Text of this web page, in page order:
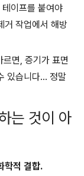
이프를 붙여야
거 작업에서 해방
면, 증기가 표면
있습니다... 정말
는 것이 아
학적 결합.